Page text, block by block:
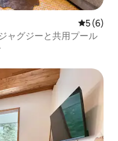
レビュー
5 (6)
ャグジーと共用プール